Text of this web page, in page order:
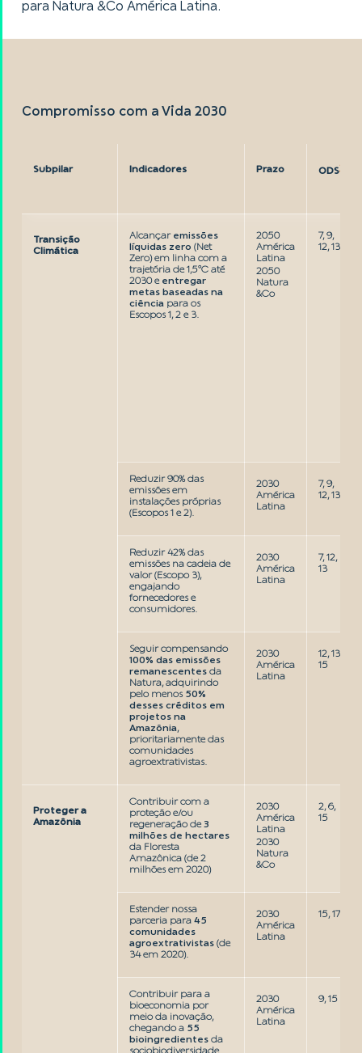
para Natura &Co América Latina.
Compromisso com a Vida 2030
Subpilar Indicadores Prazo ODS1
Transição
Climática
Alcançar emissões
líquidas zero (Net
Zero) em linha com a
trajetória de 1,5°C até
2030 e entregar
metas baseadas na
ciênciapara os
Escopos 1, 2 e 3.
2050
América
Latina
2050
Natura
&Co
7, 9,
12, 13
Reduzir 90% das
emissões em
instalações próprias
(Escopos 1 e 2).
2030
América
Latina
7, 9,
12, 13
Reduzir 42% das
emissões na cadeia de
valor (Escopo 3),
engajando
fornecedores e
consumidores.
2030
América
Latina
7, 12,
13
Seguir compensando
100% das emissões
remanescentesda
Natura, adquirindo
pelo menos 50%
desses créditos em
projetos na
Amazônia,
prioritariamente das
comunidades
agroextrativistas.
2030
América
Latina
12, 13,
15
Proteger a
Amazônia
Contribuir com a
proteção e/ou
regeneração de 3
milhões de hectares
da Floresta
Amazônica (de 2
milhões em 2020)
2030
América
Latina
2030
Natura
&Co
2, 6,
15
Estender nossa
parceria para 45
comunidades
agroextrativistas(de
34 em 2020).
2030
América
Latina
15, 17
Contribuir para a
bioeconomia por
meio da inovação,
chegando a 55
bioingredientesda
sociobiodiversidade
2030
América
Latina
9, 15